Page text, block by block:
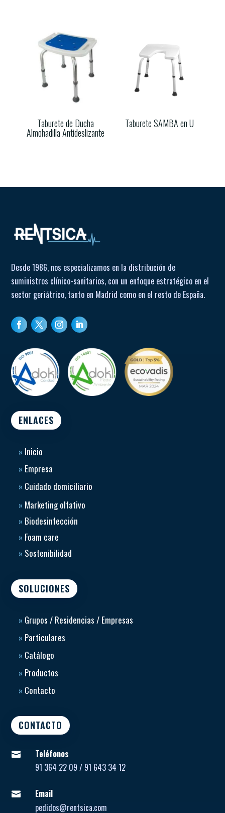
Taburete de Ducha
Almohadilla Antideslizante
Taburete SAMBA en U
Desde 1986, nos especializamos en la distribución de
suministros clínico-sanitarios, con un enfoque estratégico en el
sector geriátrico, tanto en Madrid como en el resto de España.
ENLACES
» Inicio
» Empresa
» Cuidado domiciliario
» Marketing olfativo
» Biodesinfección
» Foam care
» Sostenibilidad
SOLUCIONES
» Grupos / Residencias / Empresas
» Particulares
» Catálogo
» Productos
» Contacto
CONTACTO

Teléfonos
91 364 22 09 / 91 643 34 12

Email
pedidos@rentsica.com